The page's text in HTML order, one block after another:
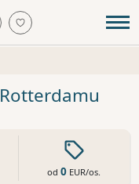
od0 EUR/os.